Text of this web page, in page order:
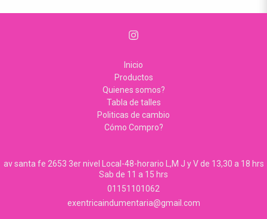
Inicio
Productos
Quienes somos?
Tabla de talles
Politicas de cambio
Cómo Compro?
av santa fe 2653 3er nivel Local-48-horario L,M J y V de 13,30 a 18 hrs
Sab de 11 a 15 hrs
01151101062
exentricaindumentaria@gmail.com